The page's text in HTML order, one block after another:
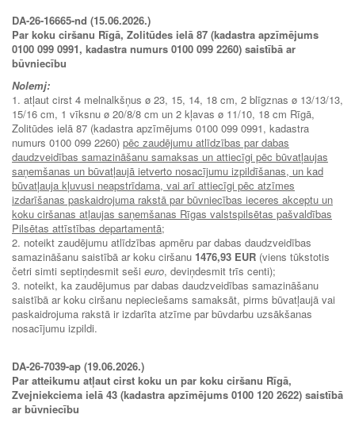
DA-26-16665-nd (15.06.2026.)
Par koku ciršanu Rīgā, Zolitūdes ielā 87 (kadastra apzīmējums
0100 099 0991, kadastra numurs 0100 099 2260) saistībā ar
būvniecību
Nolemj:
1. atļaut cirst 4 melnalkšņus ø 23, 15, 14, 18 cm, 2 blīgznas ø 13/13/13,
15/16 cm, 1 vīksnu ø 20/8/8 cm un 2 kļavas ø 11/10, 18 cm Rīgā,
Zolitūdes ielā 87 (kadastra apzīmējums 0100 099 0991, kadastra
numurs 0100 099 2260) pēc zaudējumu atlīdzības par dabas
daudzveidības samazināšanu samaksas un attiecīgi pēc būvatļaujas
saņemšanas un būvatļaujā ietverto nosacījumu izpildīšanas, un kad
būvatļauja kļuvusi neapstrīdama, vai arī attiecīgi pēc atzīmes
izdarīšanas paskaidrojuma rakstā par būvniecības ieceres akceptu un
koku ciršanas atļaujas saņemšanas Rīgas valstspilsētas pašvaldības
Pilsētas attīstības departamentā;
2. noteikt zaudējumu atlīdzības apmēru par dabas daudzveidības
samazināšanu saistībā ar koku ciršanu 1476,93 EUR (viens tūkstotis
četri simti septiņdesmit seši euro, deviņdesmit trīs centi);
3. noteikt, ka zaudējumus par dabas daudzveidības samazināšanu
saistībā ar koku ciršanu nepieciešams samaksāt, pirms būvatļaujā vai
paskaidrojuma rakstā ir izdarīta atzīme par būvdarbu uzsākšanas
nosacījumu izpildi.
DA-26-7039-ap (19.06.2026.)
Par atteikumu atļaut cirst koku un par koku ciršanu Rīgā,
Zvejniekciema ielā 43 (kadastra apzīmējums 0100 120 2622) saistībā
ar būvniecību